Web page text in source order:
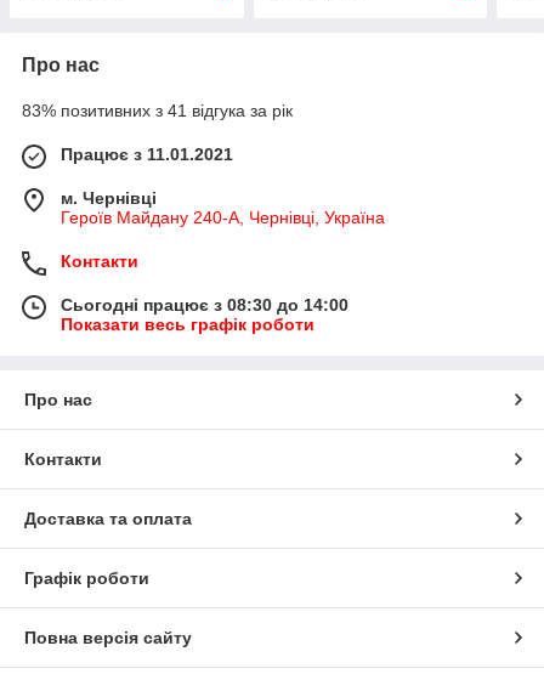
Про нас
83% позитивних з 41 відгука за рік
Працює з 11.01.2021
м. Чернівці
Героїв Майдану 240-А, Чернівці, Україна
Контакти
Сьогодні працює з 08:30 до 14:00
Показати весь графік роботи
Про нас
Контакти
Доставка та оплата
Графік роботи
Повна версія сайту